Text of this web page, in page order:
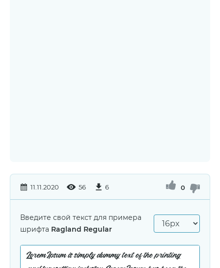
11.11.2020 56 6 0
Введите свой текст для примера
шрифта Ragland Regular